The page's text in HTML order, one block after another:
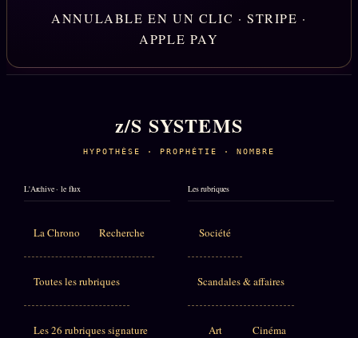
ANNULABLE EN UN CLIC · STRIPE ·
APPLE PAY
z/S SYSTEMS
HYPOTHÈSE · PROPHÉTIE · NOMBRE
L'Archive · le flux
La Chrono Recherche
Toutes les rubriques
Les 26 rubriques signature
Les rubriques
Société
Scandales & affaires
Art Cinéma